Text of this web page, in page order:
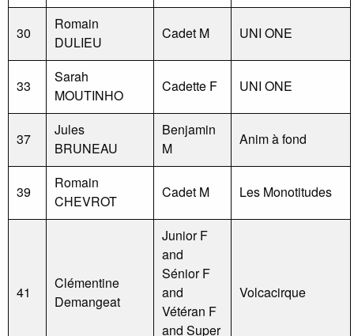
30
Romain
DULIEU
Cadet M UNI ONE
33
Sarah
MOUTINHO
Cadette F UNI ONE
37
Jules
BRUNEAU
Benjamin
M
Anim à fond
39
Romain
CHEVROT
Cadet M Les Monotitudes
41
Clémentine
Demangeat
Junior F
and
Sénior F
and
Vétéran F
and Super
Volcacirque